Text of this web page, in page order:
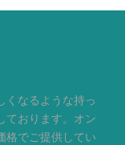
くなるような持っ
ております。オン
格でご提供してい